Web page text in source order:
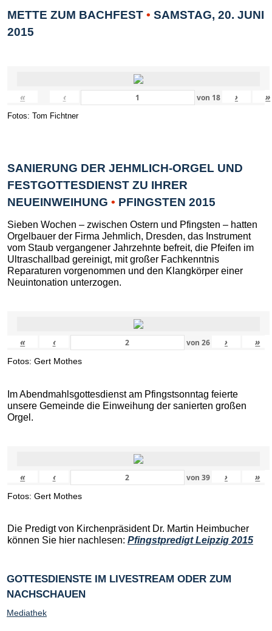
METTE ZUM BACHFEST • SAMSTAG, 20. JUNI
2015
« ‹ von 18 › »
Fotos: Tom Fichtner
SANIERUNG DER JEHMLICH-ORGEL UND
FESTGOTTESDIENST ZU IHRER
NEUEINWEIHUNG • PFINGSTEN 2015
Sieben Wochen – zwischen Ostern und Pfingsten – hatten
Orgelbauer der Firma Jehmlich, Dresden, das Instrument
vom Staub vergangener Jahrzehnte befreit, die Pfeifen im
Ultraschallbad gereinigt, mit großer Fachkenntnis
Reparaturen vorgenommen und den Klangkörper einer
Neuintonation unterzogen.
« ‹ von 26 › »
Fotos: Gert Mothes
Im Abendmahlsgottesdienst am Pfingstsonntag feierte
unsere Gemeinde die Einweihung der sanierten großen
Orgel.
« ‹ von 39 › »
Fotos: Gert Mothes
Die Predigt von Kirchenpräsident Dr. Martin Heimbucher
können Sie hier nachlesen: Pfingstpredigt Leipzig 2015
GOTTESDIENSTE IM LIVESTREAM ODER ZUM
NACHSCHAUEN
Mediathek